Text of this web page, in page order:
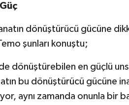
dönüştürücü gücüne
şunları konuştu;
dönüştürebilen en güçlü
bu dönüştürücü gücüne
aynı zamanda onunla bir